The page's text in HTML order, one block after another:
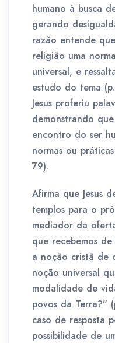
humano à busca
gerando
razão entende
religião uma
universal, e
estudo do tema
Jesus proferiu
demonstrando
encontro do ser
normas ou
79).
Afirma que Jesus
templos para o
mediador da
que recebemos
a noção cristã de
noção universal
modalidade de
povos da Terra?”
caso de resposta
possibilidade de